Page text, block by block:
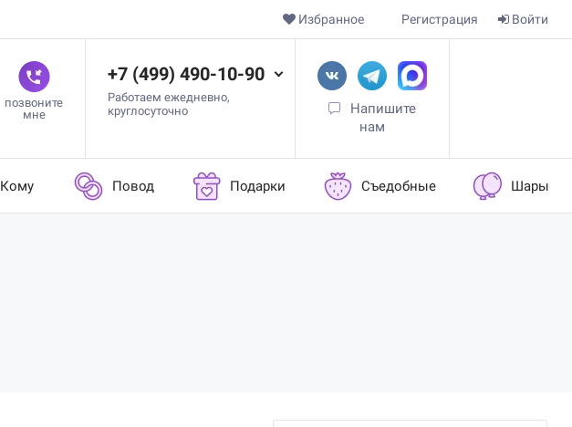
Войти
Регистрация
Избранное
позвоните
мне
+7 (499) 490-10-90
Работаем ежедневно,
круглосуточно
Напишите
нам
Кому Повод Подарки Съедобные Шары